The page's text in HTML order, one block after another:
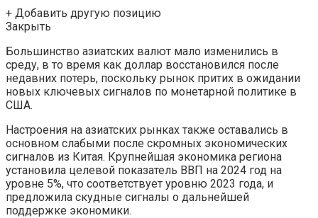
+ Добавить другую позицию
Закрыть
Большинство азиатских валют мало изменились в
среду, в то время как доллар восстановился после
недавних потерь, поскольку рынок притих в ожидании
новых ключевых сигналов по монетарной политике в
США.
Настроения на азиатских рынках также оставались в
основном слабыми после скромных экономических
сигналов из Китая. Крупнейшая экономика региона
установила целевой показатель ВВП на 2024 год на
уровне 5%, что соответствует уровню 2023 года, и
предложила скудные сигналы о дальнейшей
поддержке экономики.